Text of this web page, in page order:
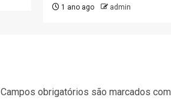
1 ano ago admin
Campos obrigatórios são marcados com